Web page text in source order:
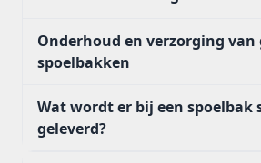
Onderhoud en verzorging
spoelbakken
Wat wordt er bij een spoelbak
geleverd?